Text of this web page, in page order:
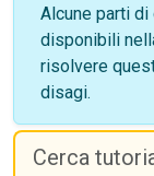
Alcune parti
disponibili
risolvere
disagi.